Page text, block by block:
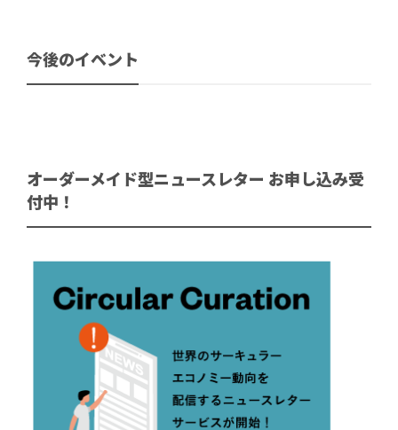
今後のイベント
オーダーメイド型ニュースレター お申し込み受
付中！